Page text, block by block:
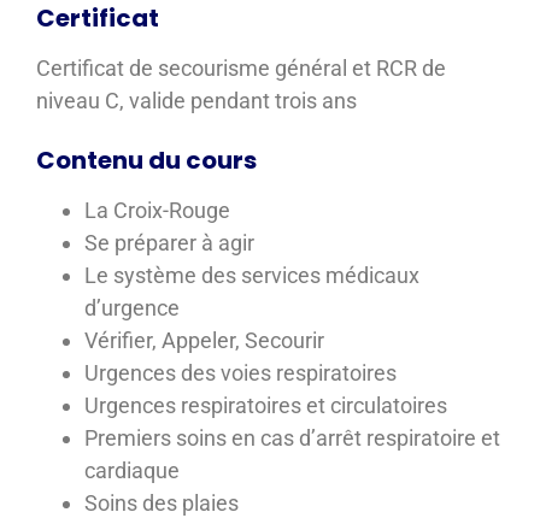
Certificat
Certificat de secourisme général et RCR de
niveau C, valide pendant trois ans
Contenu du cours
La Croix-Rouge
Se préparer à agir
Le système des services médicaux
d’urgence
Vérifier, Appeler, Secourir
Urgences des voies respiratoires
Urgences respiratoires et circulatoires
Premiers soins en cas d’arrêt respiratoire et
cardiaque
Soins des plaies